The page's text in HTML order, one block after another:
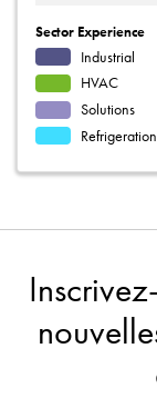
Sector Experience
Industrial
HVAC
Solutions
Refrigeration